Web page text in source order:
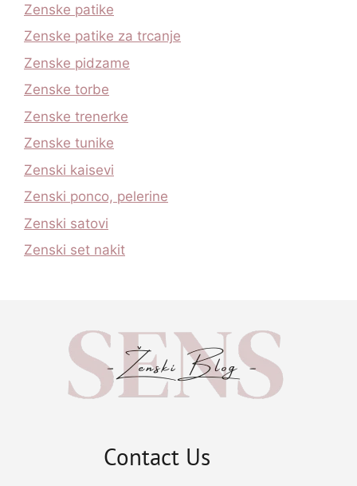
Zenske patike
Zenske patike za trcanje
Zenske pidzame
Zenske torbe
Zenske trenerke
Zenske tunike
Zenski kaisevi
Zenski ponco, pelerine
Zenski satovi
Zenski set nakit
Contact Us